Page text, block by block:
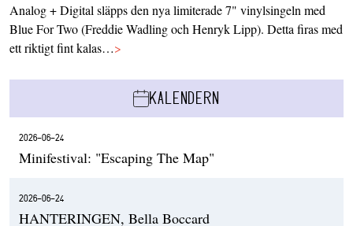
Analog + Digital släpps den nya limiterade 7" vinylsingeln med
Blue For Two (Freddie Wadling och Henryk Lipp). Detta firas med
ett riktigt fint kalas…>
KALENDERN
2026-06-24
Minifestival: "Escaping The Map"
2026-06-24
HANTERINGEN, Bella Boccard